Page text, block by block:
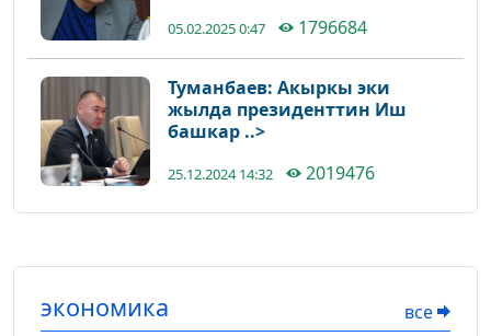
05.02.2025 0:47 1796684
Туманбаев: Акыркы эки
жылда президенттин Иш
башкар ..>
25.12.2024 14:32 2019476
экономика
все